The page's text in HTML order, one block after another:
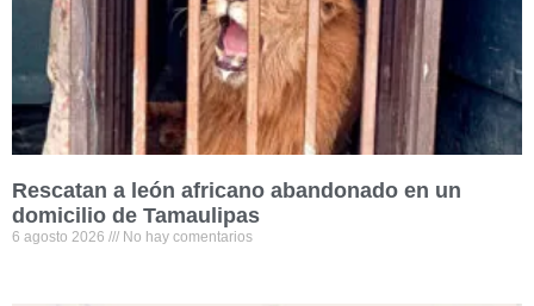
Rescatan a león africano abandonado en un
domicilio de Tamaulipas
6 agosto 2026 No hay comentarios